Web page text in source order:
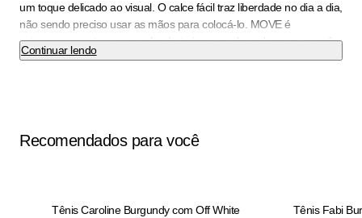
um toque delicado ao visual. O calce fácil traz liberdade no dia a dia,
não sendo preciso usar as mãos para colocá-lo. MOVE é
extrasseguro e te acompanha do treino a qualquer lugar que você
quiser estar. Com o WIDE FIT, ele vai deixar os seus pés
para um visual que esbanja elegância e conforto.
Continuar lendo
Recomendados para você
Tênis Caroline Burgundy com Off White Tênis Fabi